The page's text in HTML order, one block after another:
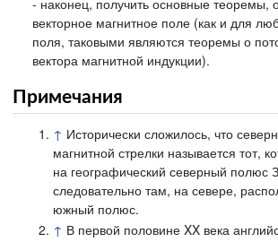
векторное магнитное поле (как и для
поля, таковыми являются теоремы о
вектора магнитной индукции).
Примечания
↑ Исторически сложилось, что
магнитной стрелки называется тот,
на географический северный полюс
следовательно там, на севере,
южный полюс.
↑ В первой половине XX века